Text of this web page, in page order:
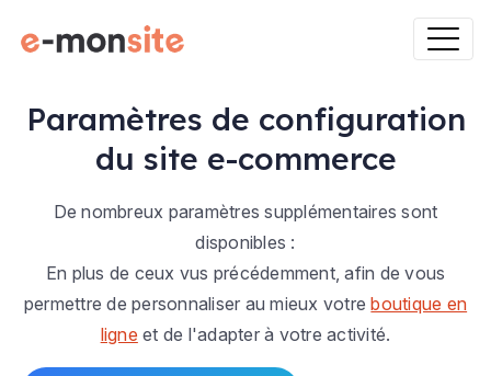
Paramètres de configuration
du site e-commerce
De nombreux paramètres supplémentaires sont
disponibles :
En plus de ceux vus précédemment, afin de vous
permettre de personnaliser au mieux votreboutique en
ligne et de l'adapter à votre activité.